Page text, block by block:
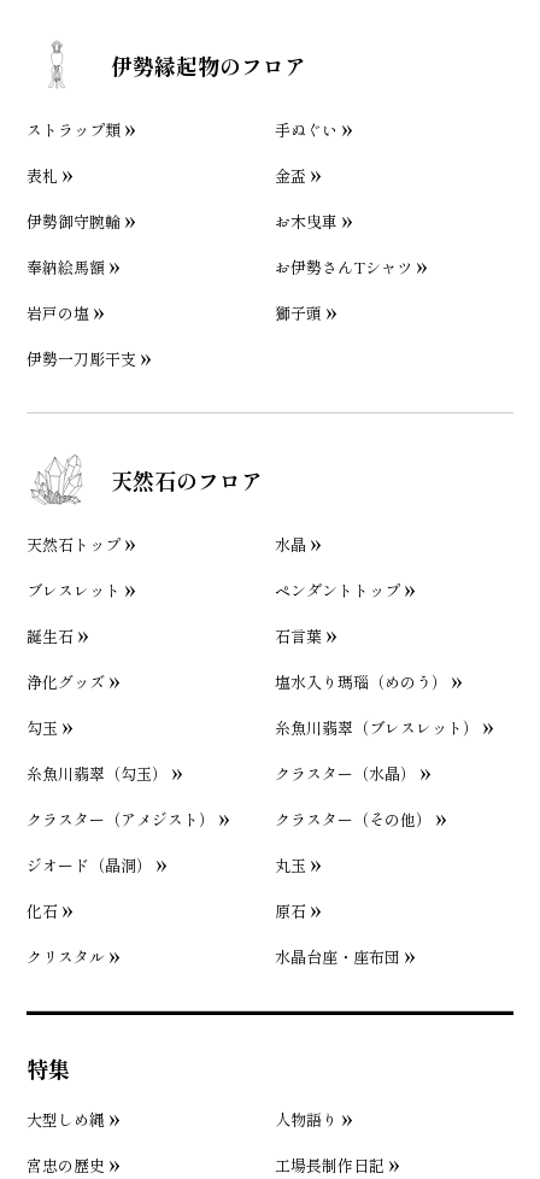
伊勢縁起物のフロア
ストラップ類
手ぬぐい
表札
金盃
伊勢御守腕輪
お木曳車
奉納絵馬額
お伊勢さんTシャツ
岩戸の塩
獅子頭
伊勢一刀彫干支
天然石のフロア
天然石トップ
水晶
ブレスレット
ペンダントトップ
誕生石
石言葉
浄化グッズ
塩水入り瑪瑙（めのう）
勾玉
糸魚川翡翠（ブレスレット）
糸魚川翡翠（勾玉）
クラスター（水晶）
クラスター（アメジスト）
クラスター（その他）
ジオード（晶洞）
丸玉
化石
原石
クリスタル
水晶台座・座布団
特集
大型しめ縄
人物語り
宮忠の歴史
工場長制作日記